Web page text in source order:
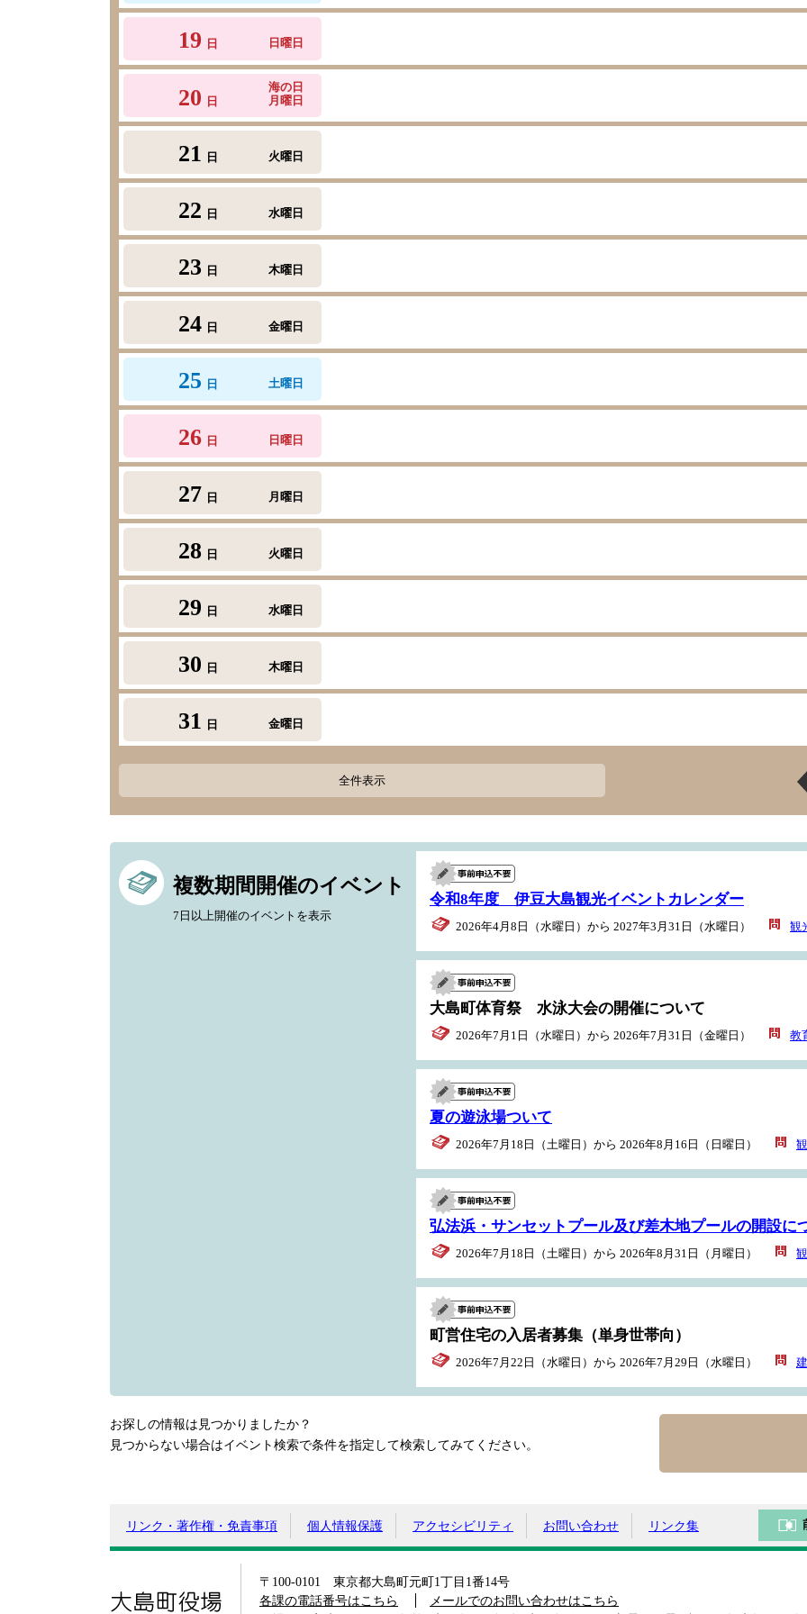
19 日 日曜日
20 日
海の日
月曜日
21 日 火曜日
22 日 水曜日
23 日 木曜日
24 日 金曜日
25 日 土曜日
26 日 日曜日
27 日 月曜日
28 日 火曜日
29 日 水曜日
30 日 木曜日
31 日 金曜日
全件表示
複数期間開催のイベント
7日以上開催のイベントを表示
令和8年度 伊豆大島観光イベントカレンダー
2026年4月8日（水曜日）から 2027年3月31日（水曜日） 観
大島町体育祭 水泳大会の開催について
2026年7月1日（水曜日）から 2026年7月31日（金曜日） 教
夏の遊泳場ついて
2026年7月18日（土曜日）から 2026年8月16日（日曜日）
弘法浜・サンセットプール及び差木地プールの開設に
2026年7月18日（土曜日）から 2026年8月31日（月曜日）
町営住宅の入居者募集（単身世帯向）
2026年7月22日（水曜日）から 2026年7月29日（水曜日）
お探しの情報は見つかりましたか？
見つからない場合はイベント検索で条件を指定して検索してみてください。
リンク・著作権・免責事項 個人情報保護 アクセシビリティ お問い合わせ リンク集
大島町役場
〒100-0101 東京都大島町元町1丁目1番14号
各課の電話番号はこちら
メールでのお問い合わせはこちら